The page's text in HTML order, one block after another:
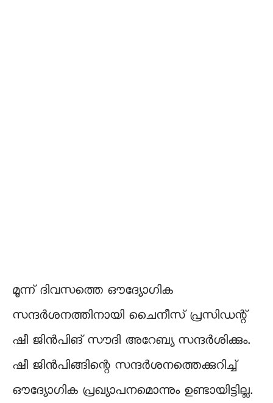
മൂന്ന് ദിവസത്തെ ഔദ്യോഗിക
സന്ദര്‍ശനത്തിനായി ചൈനീസ് പ്രസിഡന്റ്
ഷീ ജിന്‍പിങ് സൗദി അറേബ്യ സന്ദർശിക്കും.
ഷീ ജിന്‍പിങ്ങിന്റെ സന്ദര്‍ശനത്തെക്കുറിച്ച്
ഔദ്യോഗിക പ്രഖ്യാപനമൊന്നും ഉണ്ടായിട്ടില്ല.